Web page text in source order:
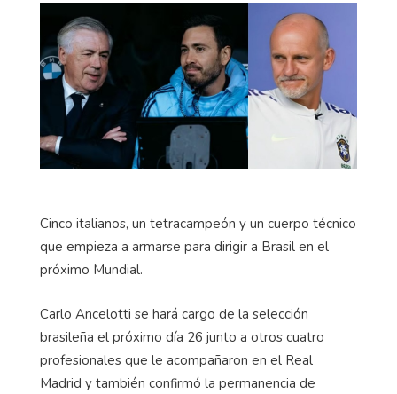
Cinco italianos, un tetracampeón y un cuerpo técnico
que empieza a armarse para dirigir a Brasil en el
próximo Mundial.
Carlo Ancelotti se hará cargo de la selección
brasileña el próximo día 26 junto a otros cuatro
profesionales que le acompañaron en el Real
Madrid y también confirmó la permanencia de